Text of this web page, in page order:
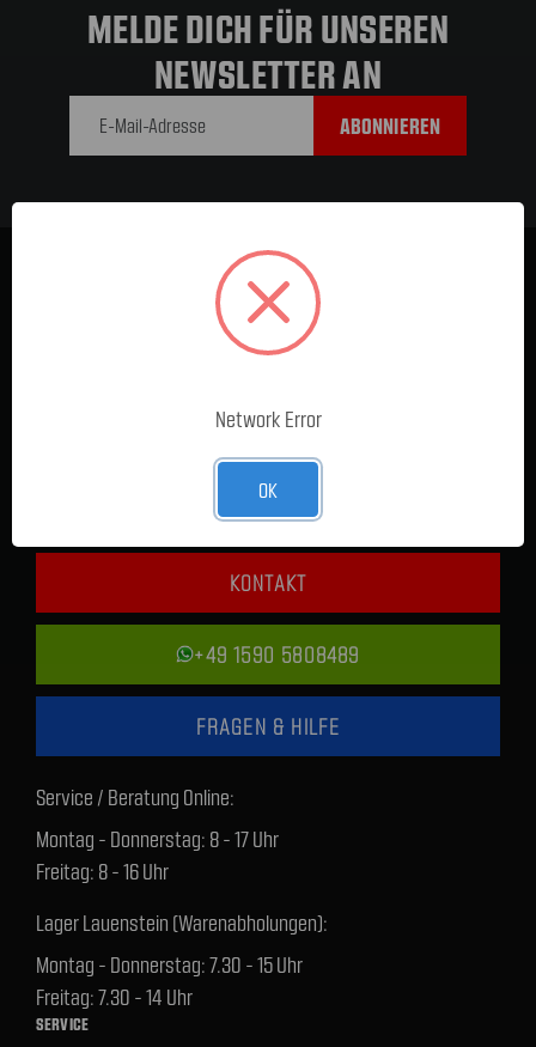
MELDE DICH FÜR UNSEREN
NEWSLETTER AN
Für sämtliche Anliegen zur Lieferzeit, technischen Fragen,
Reklamationen oder Rücksendungen bitte hier klicken.
KONTAKT
+49 1590 5808489
FRAGEN & HILFE
Service / Beratung Online:
Montag - Donnerstag: 8 - 17 Uhr
Freitag: 8 - 16 Uhr
Lager Lauenstein (Warenabholungen):
Montag - Donnerstag: 7.30 - 15 Uhr
Freitag: 7.30 - 14 Uhr
SERVICE
Network Error
OK